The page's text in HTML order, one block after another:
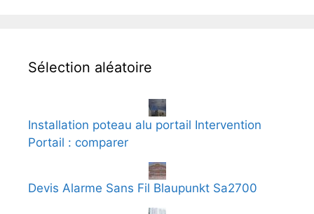
Sélection aléatoire
Installation poteau alu portail Intervention
Portail : comparer
Devis Alarme Sans Fil Blaupunkt Sa2700